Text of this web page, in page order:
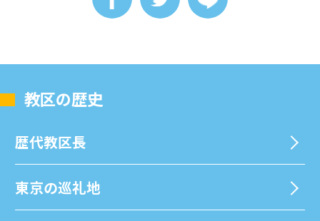
教区の歴史
歴代教区⻑
東京の巡礼地